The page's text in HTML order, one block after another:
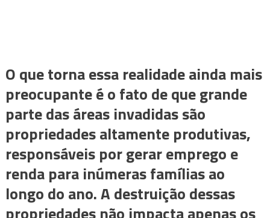
O que torna essa realidade ainda mais
preocupante é o fato de que grande
parte das áreas invadidas são
propriedades altamente produtivas,
responsáveis por gerar emprego e
renda para inúmeras famílias ao
longo do ano. A destruição dessas